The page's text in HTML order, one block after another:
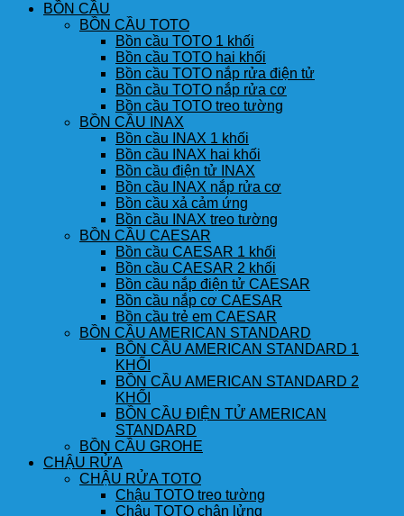
BỒN CẦU
BỒN CẦU TOTO
Bồn cầu TOTO 1 khối
Bồn cầu TOTO hai khối
Bồn cầu TOTO nắp rửa điện tử
Bồn cầu TOTO nắp rửa cơ
Bồn cầu TOTO treo tường
BỒN CẦU INAX
Bồn cầu INAX 1 khối
Bồn cầu INAX hai khối
Bồn cầu điện tử INAX
Bồn cầu INAX nắp rửa cơ
Bồn cầu xả cảm ứng
Bồn cầu INAX treo tường
BỒN CẦU CAESAR
Bồn cầu CAESAR 1 khối
Bồn cầu CAESAR 2 khối
Bồn cầu nắp điện tử CAESAR
Bồn cầu nắp cơ CAESAR
Bồn cầu trẻ em CAESAR
BỒN CẦU AMERICAN STANDARD
BỒN CẦU AMERICAN STANDARD 1
KHỐI
BỒN CẦU AMERICAN STANDARD 2
KHỐI
BỒN CẦU ĐIỆN TỬ AMERICAN
STANDARD
BỒN CẦU GROHE
CHẬU RỬA
CHẬU RỬA TOTO
Chậu TOTO treo tường
Chậu TOTO chân lửng